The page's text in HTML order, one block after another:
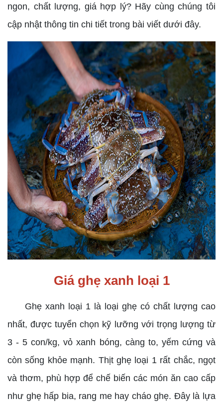
ngon, chất lượng, giá hợp lý? Hãy cùng chúng tôi
cập nhật thông tin chi tiết trong bài viết dưới đây.
Giá ghẹ xanh loại 1
Ghẹ xanh loại 1 là loại ghẹ có chất lượng cao
nhất, được tuyển chọn kỹ lưỡng với trọng lượng từ
3 - 5 con/kg, vỏ xanh bóng, càng to, yếm cứng và
còn sống khỏe mạnh. Thịt ghẹ loại 1 rất chắc, ngọt
và thơm, phù hợp để chế biến các món ăn cao cấp
như ghẹ hấp bia, rang me hay cháo ghẹ. Đây là lựa